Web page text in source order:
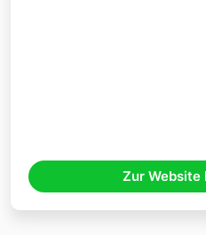
Zur Website